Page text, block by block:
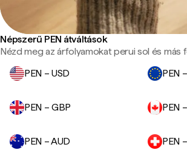
Népszerű PEN átváltások
Nézd meg az árfolyamokat perui sol és más
PEN – USD
PEN
PEN – GBP PEN
PEN – AUD PEN